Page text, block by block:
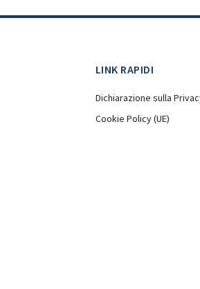
LINK RAPIDI
Dichiarazione sulla
Cookie Policy (UE)